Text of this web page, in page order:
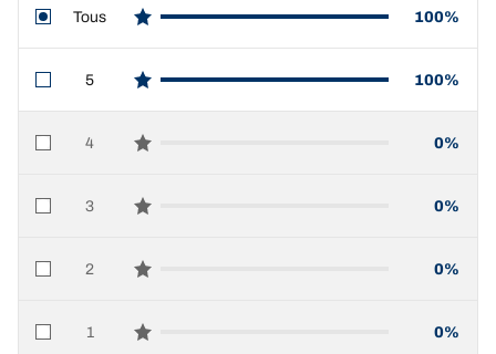
Tous
star reviews
100%
5
star reviews
100%
4
star reviews
0%
3
star reviews
0%
2
star reviews
0%
1
star reviews
0%